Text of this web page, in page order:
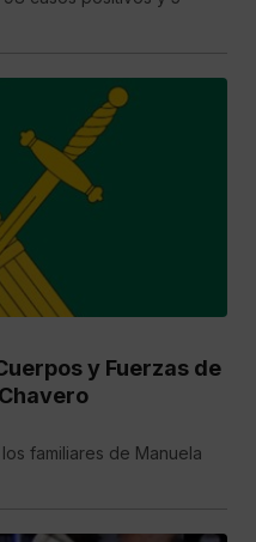
y Fuerzas de
familiares de Manuela